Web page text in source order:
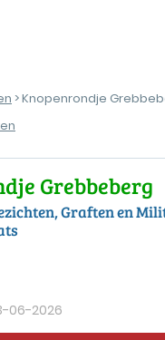
> Knopenrondje
Grebbeberg
Graften en
06-2026